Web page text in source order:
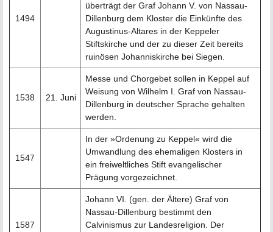
1494
überträgt der Graf Johann V. von Nassau-
Dillenburg dem Kloster die Einkünfte des
Augustinus-Altares in der Keppeler
Stiftskirche und der zu dieser Zeit bereits
ruinösen Johanniskirche bei Siegen.
1538 21. Juni
Messe und Chorgebet sollen in Keppel auf
Weisung von Wilhelm I. Graf von Nassau-
Dillenburg in deutscher Sprache gehalten
werden.
1547
In der »Ordenung zu Keppel« wird die
Umwandlung des ehemaligen Klosters in
ein freiweltliches Stift evangelischer
Prägung vorgezeichnet.
1587
Johann VI. (gen. der Ältere) Graf von
Nassau-Dillenburg bestimmt den
Calvinismus zur Landesreligion. Der